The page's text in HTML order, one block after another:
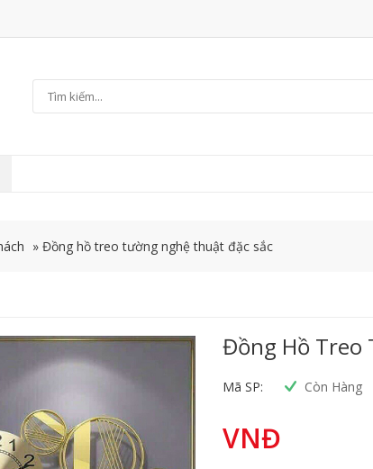
» Đồng hồ treo tường nghệ thuật đặc sắc
Đồng Hồ Treo
Mã SP: Còn Hàng
VNĐ